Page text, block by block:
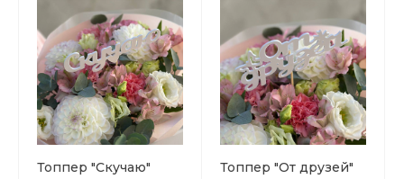
Топпер "Скучаю" Топпер "От друзей"